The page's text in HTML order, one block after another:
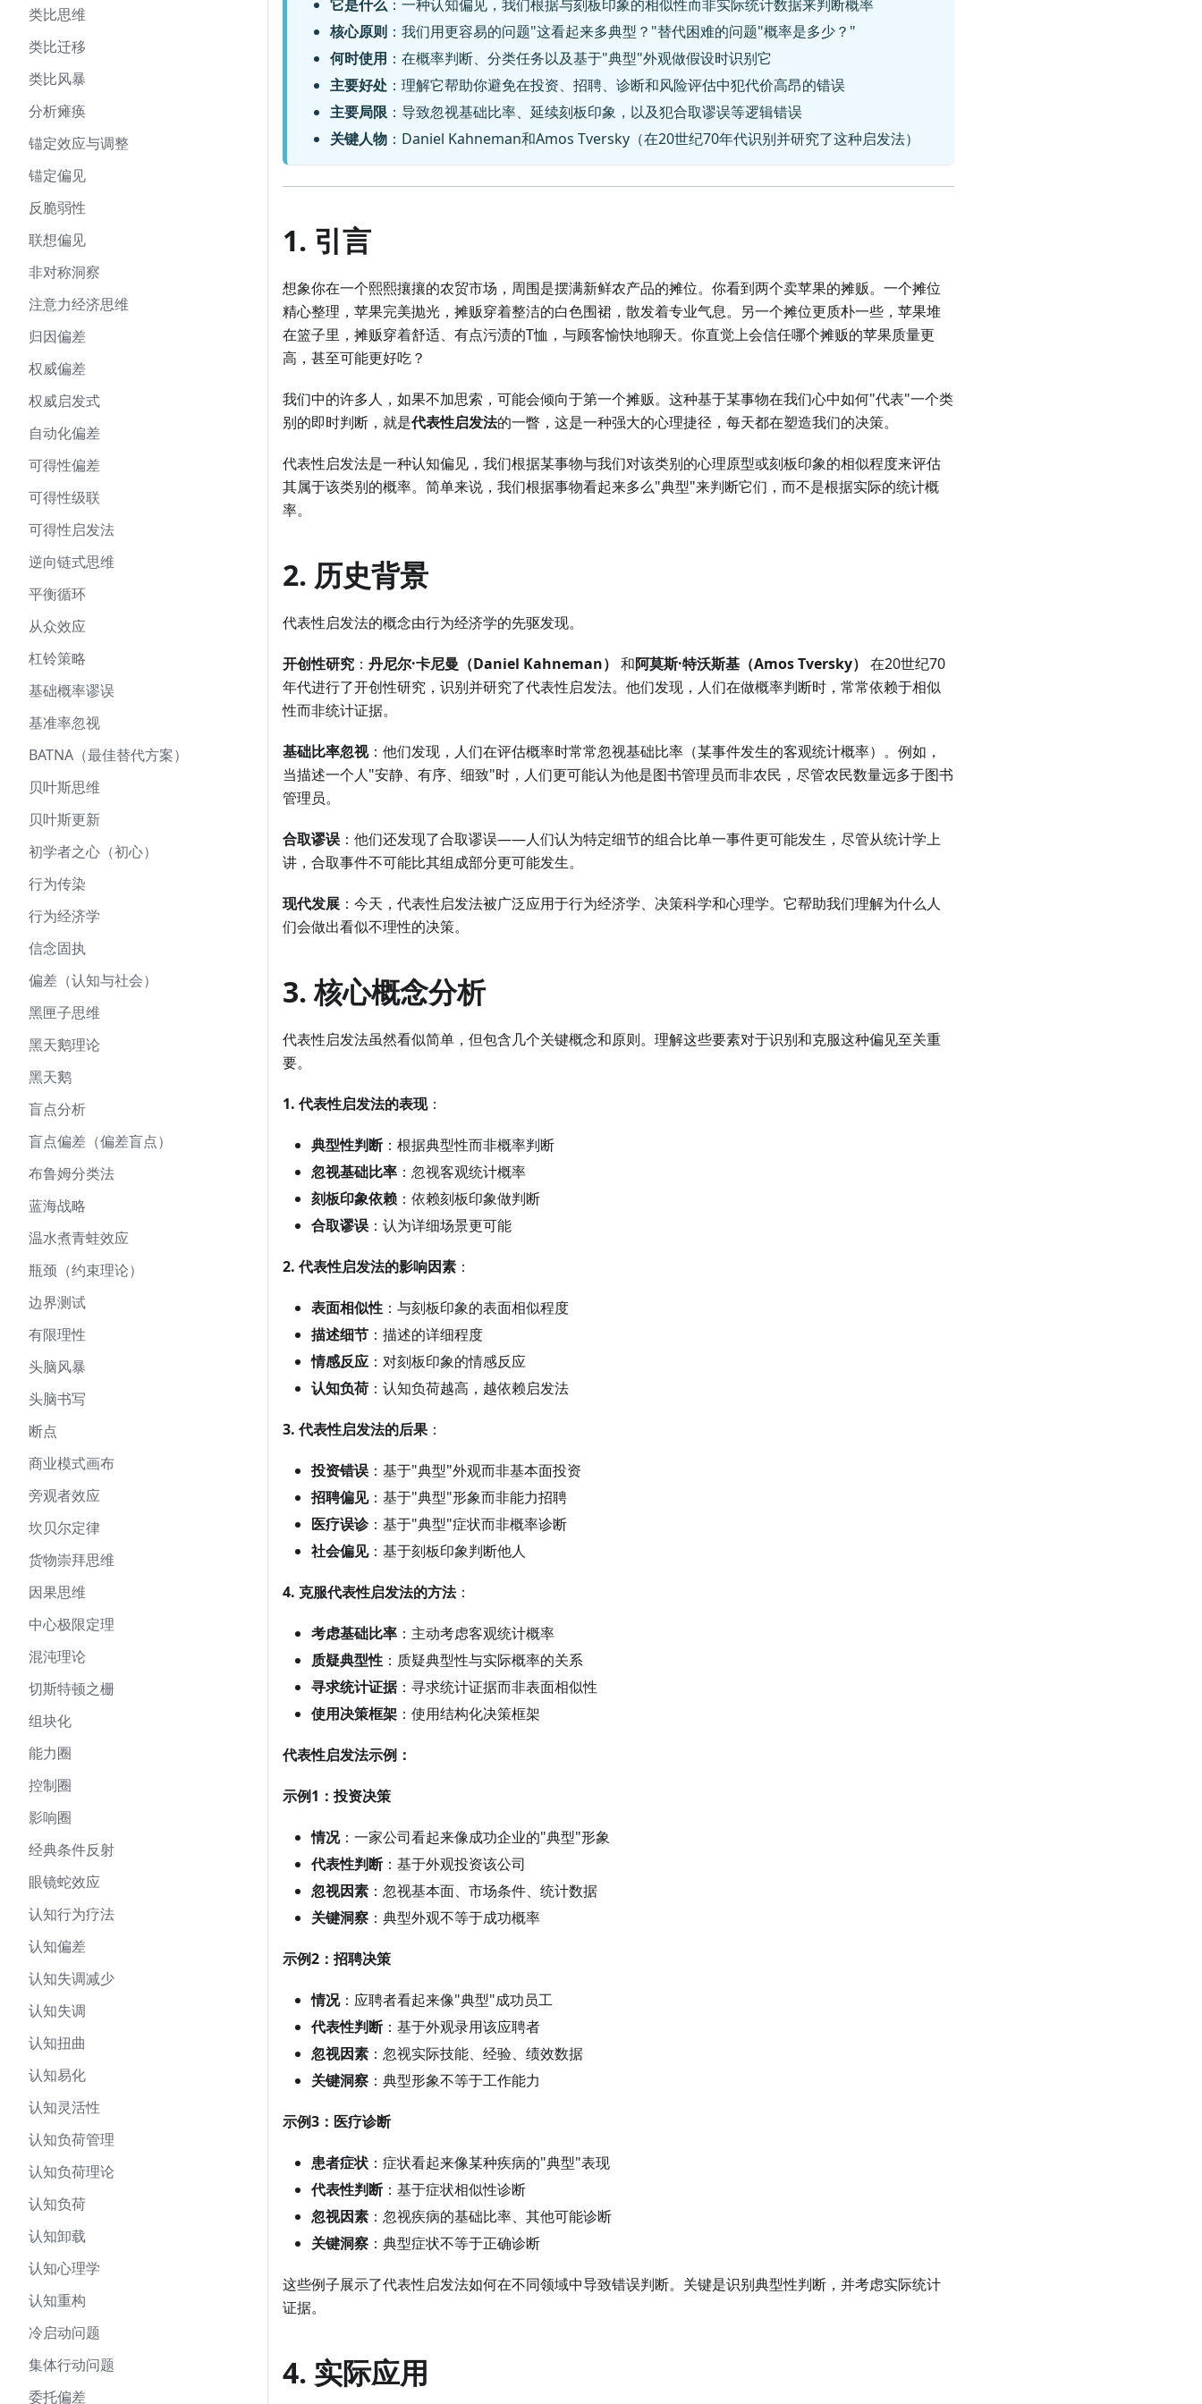
类比思维
类比迁移
类比风暴
分析瘫痪
锚定效应与调整
锚定偏见
反脆弱性
联想偏见
非对称洞察
注意力经济思维
归因偏差
权威偏差
权威启发式
自动化偏差
可得性偏差
可得性级联
可得性启发法
逆向链式思维
平衡循环
从众效应
杠铃策略
基础概率谬误
基准率忽视
BATNA（最佳替代方案）
贝叶斯思维
贝叶斯更新
初学者之心（初心）
行为传染
行为经济学
信念固执
偏差（认知与社会）
黑匣子思维
黑天鹅理论
黑天鹅
盲点分析
盲点偏差（偏差盲点）
布鲁姆分类法
蓝海战略
温水煮青蛙效应
瓶颈（约束理论）
边界测试
有限理性
头脑风暴
头脑书写
断点
商业模式画布
旁观者效应
坎贝尔定律
货物崇拜思维
因果思维
中心极限定理
混沌理论
切斯特顿之栅
组块化
能力圈
控制圈
影响圈
经典条件反射
眼镜蛇效应
认知行为疗法
认知偏差
认知失调减少
认知失调
认知扭曲
认知易化
认知灵活性
认知负荷管理
认知负荷理论
认知负荷
认知卸载
认知心理学
认知重构
冷启动问题
集体行动问题
委托偏差
它是什么 ：一种认知偏见，我们根据与刻板印象的相似性而非实际统计数据来判断概率
核心原则 ：我们用更容易的问题"这看起来多典型？"替代困难的问题"概率是多少？"
何时使用 ：在概率判断、分类任务以及基于"典型"外观做假设时识别它
主要好处 ：理解它帮助你避免在投资、招聘、诊断和风险评估中犯代价高昂的错误
主要局限 ：导致忽视基础比率、延续刻板印象，以及犯合取谬误等逻辑错误
关键人物 ：Daniel Kahneman和Amos Tversky（在20世纪70年代识别并研究了这种启发法）
1. 引言
想象你在一个熙熙攘攘的农贸市场，周围是摆满新鲜农产品的摊位。你看到两个卖苹果的摊贩。一个摊位
精心整理，苹果完美抛光，摊贩穿着整洁的白色围裙，散发着专业气息。另一个摊位更质朴一些，苹果堆
在篮子里，摊贩穿着舒适、有点污渍的T恤，与顾客愉快地聊天。你直觉上会信任哪个摊贩的苹果质量更
高，甚至可能更好吃？
我们中的许多人，如果不加思索，可能会倾向于第一个摊贩。这种基于某事物在我们心中如何"代表"一个类
别的即时判断，就是代表性启发法的一瞥，这是一种强大的心理捷径，每天都在塑造我们的决策。
代表性启发法是一种认知偏见，我们根据某事物与我们对该类别的心理原型或刻板印象的相似程度来评估
其属于该类别的概率。简单来说，我们根据事物看起来多么"典型"来判断它们，而不是根据实际的统计概
率。
2. 历史背景
代表性启发法的概念由行为经济学的先驱发现。
开创性研究 ： 丹尼尔·卡尼曼（Daniel Kahneman） 和阿莫斯·特沃斯基（Amos Tversky） 在20世纪70
年代进行了开创性研究，识别并研究了代表性启发法。他们发现，人们在做概率判断时，常常依赖于相似
性而非统计证据。
基础比率忽视：他们发现，人们在评估概率时常常忽视基础比率（某事件发生的客观统计概率）。例如，
当描述一个人"安静、有序、细致"时，人们更可能认为他是图书管理员而非农民，尽管农民数量远多于图书
管理员。
合取谬误 ：他们还发现了合取谬误——人们认为特定细节的组合比单一事件更可能发生，尽管从统计学上
讲，合取事件不可能比其组成部分更可能发生。
现代发展 ：今天，代表性启发法被广泛应用于行为经济学、决策科学和心理学。它帮助我们理解为什么人
们会做出看似不理性的决策。
3. 核心概念分析
代表性启发法虽然看似简单，但包含几个关键概念和原则。理解这些要素对于识别和克服这种偏见至关重
要。
1. 代表性启发法的表现：
典型性判断：根据典型性而非概率判断
忽视基础比率 ：忽视客观统计概率
刻板印象依赖 ：依赖刻板印象做判断
合取谬误 ：认为详细场景更可能
2. 代表性启发法的影响因素 ：
表面相似性 ：与刻板印象的表面相似程度
描述细节 ：描述的详细程度
情感反应 ：对刻板印象的情感反应
认知负荷 ：认知负荷越高，越依赖启发法
3. 代表性启发法的后果 ：
投资错误 ：基于"典型"外观而非基本面投资
招聘偏见：基于"典型"形象而非能力招聘
医疗误诊：基于"典型"症状而非概率诊断
社会偏见：基于刻板印象判断他人
4. 克服代表性启发法的方法：
考虑基础比率 ：主动考虑客观统计概率
质疑典型性 ：质疑典型性与实际概率的关系
寻求统计证据：寻求统计证据而非表面相似性
使用决策框架 ：使用结构化决策框架
代表性启发法示例：
示例1：投资决策
情况：一家公司看起来像成功企业的"典型"形象
代表性判断：基于外观投资该公司
忽视因素 ：忽视基本面、市场条件、统计数据
关键洞察 ：典型外观不等于成功概率
示例2：招聘决策
情况：应聘者看起来像"典型"成功员工
代表性判断：基于外观录用该应聘者
忽视因素 ：忽视实际技能、经验、绩效数据
关键洞察 ：典型形象不等于工作能力
示例3：医疗诊断
患者症状 ：症状看起来像某种疾病的"典型"表现
代表性判断：基于症状相似性诊断
忽视因素 ：忽视疾病的基础比率、其他可能诊断
关键洞察 ：典型症状不等于正确诊断
这些例子展示了代表性启发法如何在不同领域中导致错误判断。关键是识别典型性判断，并考虑实际统计
证据。
4. 实际应用